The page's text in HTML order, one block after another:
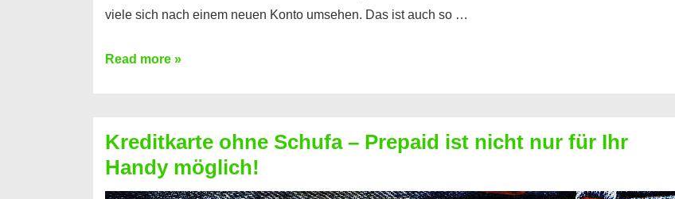
viele sich nach einem neuen Konto umsehen. Das ist auch so …
Konto
Neueröffnung
trotz
Schufaeintrag
Read more »
Kreditkarte ohne Schufa – Prepaid ist nicht nur für Ihr
Handy möglich!